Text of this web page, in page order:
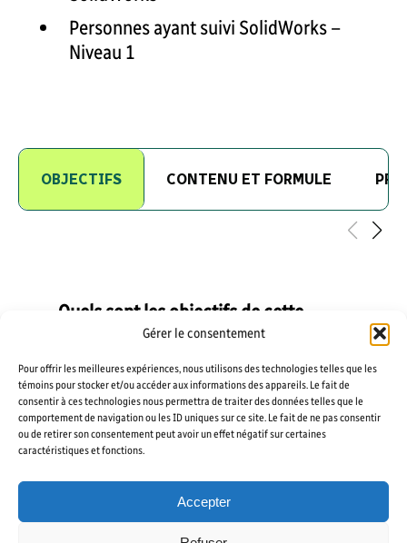
Gérer le consentement
Pour offrir les meilleures expériences, nous utilisons des technologies telles que les
témoins pour stocker et/ou accéder aux informations des appareils. Le fait de
consentir à ces technologies nous permettra de traiter des données telles que le
comportement de navigation ou les ID uniques sur ce site. Le fait de ne pas consentir
ou de retirer son consentement peut avoir un effet négatif sur certaines
caractéristiques et fonctions.
Accepter
Personnes ayant suivi SolidWorks –
Niveau 1
OBJECTIFS CONTENU ET FORMULE
Quels sont les objectifs de cette
formation?
Créer des assemblages à partir de
modèles 3D
Ajouter les contraintes
d’assemblage requises
Créer des animations dynamiques
Faire l’analyse des assemblages